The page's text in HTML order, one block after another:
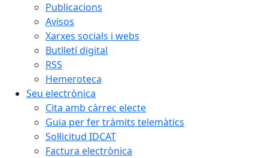
Publicacions
Avisos
Xarxes socials i webs
Butlletí digital
RSS
Hemeroteca
Seu electrònica
Cita amb càrrec electe
Guia per fer tràmits telemàtics
Sol·licitud IDCAT
Factura electrònica